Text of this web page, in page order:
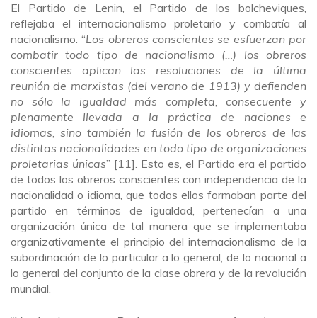
El Partido de Lenin, el Partido de los bolcheviques,
reflejaba el internacionalismo proletario y combatía al
nacionalismo. “Los obreros conscientes se esfuerzan por
combatir todo tipo de nacionalismo (…) los obreros
conscientes aplican las resoluciones de la última
reunión de marxistas (del verano de 1913) y defienden
no sólo la igualdad más completa, consecuente y
plenamente llevada a la práctica de naciones e
idiomas, sino también la fusión de los obreros de las
distintas nacionalidades en todo tipo de organizaciones
proletarias únicas” [11]. Esto es, el Partido era el partido
de todos los obreros conscientes con independencia de la
nacionalidad o idioma, que todos ellos formaban parte del
partido en términos de igualdad, pertenecían a una
organización única de tal manera que se implementaba
organizativamente el principio del internacionalismo de la
subordinación de lo particular a lo general, de lo nacional a
lo general del conjunto de la clase obrera y de la revolución
mundial.